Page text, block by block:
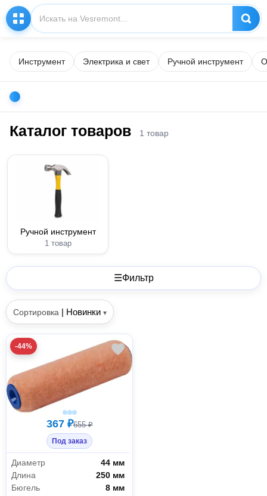
Инструмент Электрика и свет Ручной инструмент
Каталог товаров 1 товар
Ручной инструмент
1 товар
☰Фильтр
Сортировка | Новинки ▾
-44%
367 ₽655 ₽
Под заказ
Диаметр
44 мм
Длина
250 мм
Бюгель
8 мм